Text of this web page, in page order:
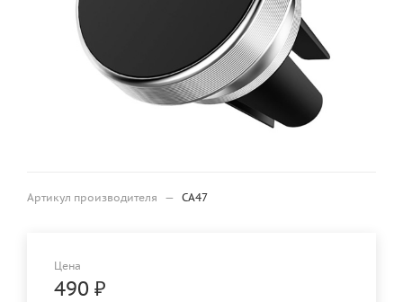
Артикул производителя — CA47
Цена
490 ₽